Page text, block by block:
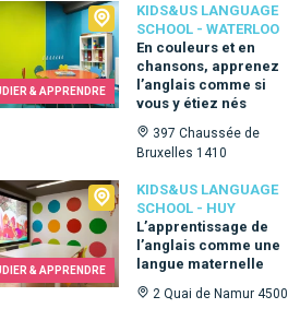
& APPRENDRE
KIDS&US LANGUAGE
SCHOOL - WATERLOO
En couleurs et en
chansons, apprenez
l’anglais comme si
vous y étiez nés
397 Chaussée de
Bruxelles 1410
language school - Waterloo
& APPRENDRE
KIDS&US LANGUAGE
SCHOOL - HUY
L’apprentissage de
l’anglais comme une
langue maternelle
2 Quai de Namur 4500
language school - Huy